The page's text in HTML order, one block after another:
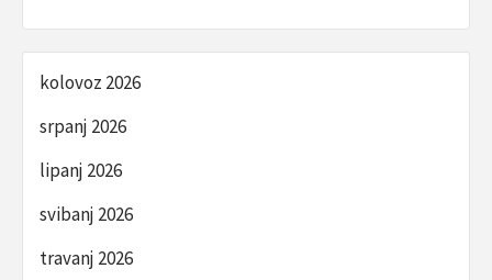
kolovoz 2026
srpanj 2026
lipanj 2026
svibanj 2026
travanj 2026